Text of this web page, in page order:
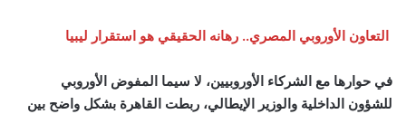
التعاون الأوروبي المصري.. رهانه الحقيقي هو استقرار ليبيا
في حوارها مع الشركاء الأوروبيين، لا سيما المفوض الأوروبي
للشؤون الداخلية والوزير الإيطالي، ربطت القاهرة بشكل واضح بين